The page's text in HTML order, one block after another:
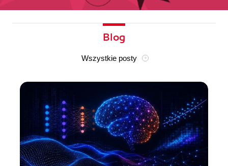
Blog
Wszystkie posty